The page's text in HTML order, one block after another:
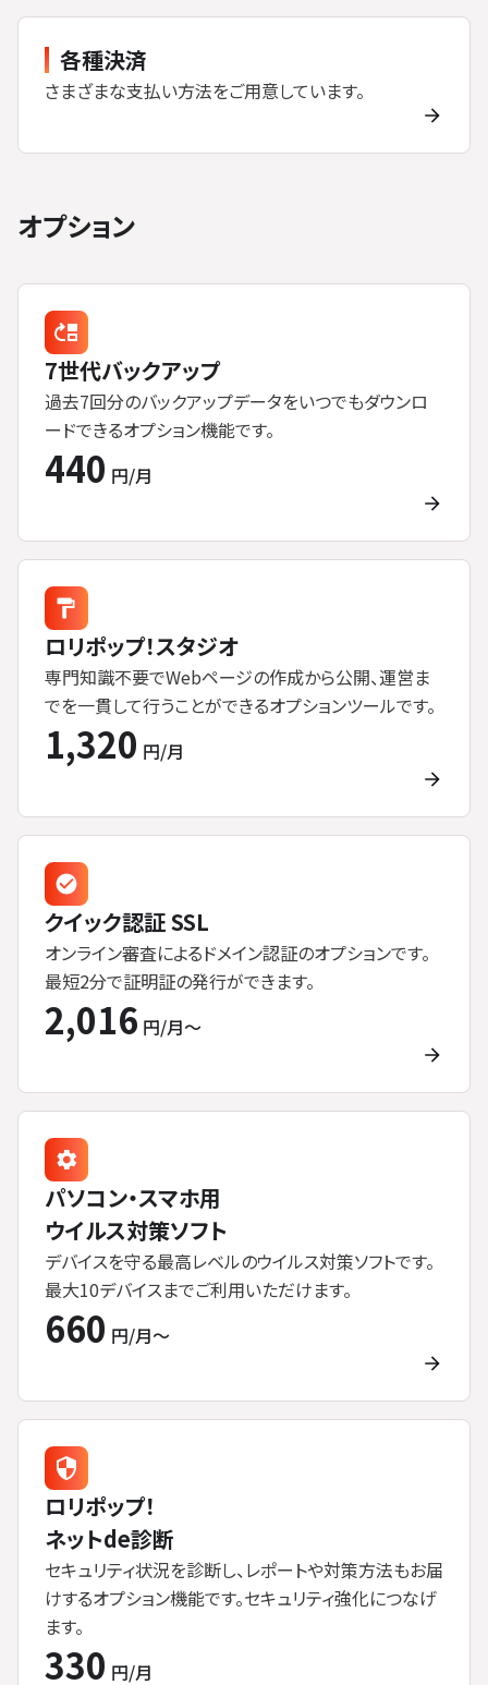
各種決済
さまざまな支払い方法をご用意しています。
オプション
7世代バックアップ
過去7回分のバックアップデータをいつでもダウンロ
ードできるオプション機能です。
440 円/月
ロリポップ！スタジオ
専門知識不要でWebページの作成から公開、運営ま
でを一貫して行うことができるオプションツールです。
1,320 円/月
クイック認証 SSL
オンライン審査によるドメイン認証のオプションです。
最短2分で証明証の発行ができます。
2,016 円/月〜
パソコン・スマホ用
ウイルス対策ソフト
デバイスを守る最高レベルのウイルス対策ソフトです。
最大10デバイスまでご利用いただけます。
660 円/月〜
ロリポップ！
ネットde診断
セキュリティ状況を診断し、レポートや対策方法もお届
けするオプション機能です。セキュリティ強化につなげ
ます。
330 円/月